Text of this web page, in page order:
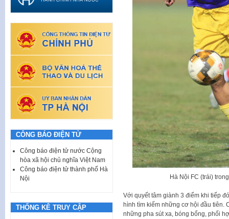
Hà Nội FC (trái)
Với quyết tâm giành 3 điểm khi tiếp
hình tìm kiếm những cơ hội đầu tiên.
những pha sút xa, bóng bổng, phối
CÔNG BÁO ĐIỆN TỬ
Công báo điện tử nước Cộng
hòa xã hội chủ nghĩa Việt Nam
Công báo điện tử thành phố Hà
Nội
THỐNG KÊ TRUY CẬP